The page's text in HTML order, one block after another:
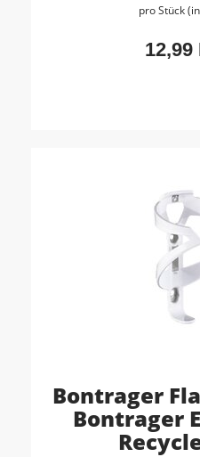
pro Stück
12,99
Bontrager
Bontrager